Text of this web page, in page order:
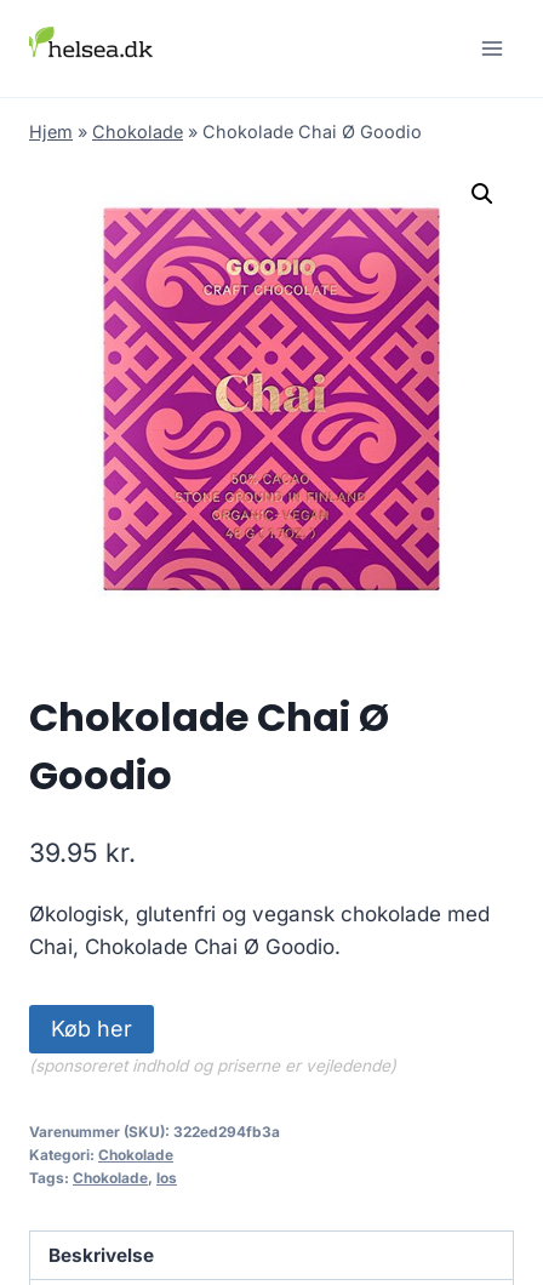
Hjem » Chokolade » Chokolade Chai Ø Goodio
Chokolade Chai Ø
Goodio
39.95 kr.
Økologisk, glutenfri og vegansk chokolade med
Chai, Chokolade Chai Ø Goodio.
Køb her
(sponsoreret indhold og priserne er vejledende)
Varenummer (SKU): 322ed294fb3a
Kategori: Chokolade
Tags: Chokolade, los
Beskrivelse